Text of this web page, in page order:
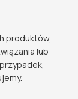
produktów,
lub